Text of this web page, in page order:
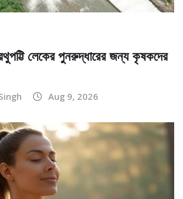
লেকের পুনরুদ্ধারের জন্য কৃষকদের
Aug 9, 2026